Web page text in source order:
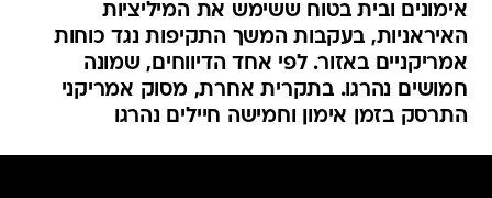
אימונים ובית בטוח ששימש את המיליציות
האיראניות, בעקבות המשך התקיפות נגד כוחות
אמריקניים באזור. לפי אחד הדיווחים, שמונה
חמושים נהרגו. בתקרית אחרת, מסוק אמריקני
התרסק בזמן אימון וחמישה חיילים נהרגו